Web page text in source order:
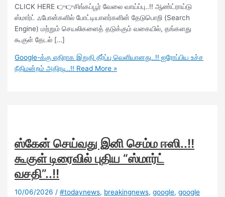
CLICK HERE 👉👉சிங்கப்பூர் வேலை வாய்ப்பு..!! ஆண்ட்ராய்டு
ஸ்மார்ட் ஃபோன்களில் போட்டியாளர்களின் தேடுபொறி (Search
Engine) மற்றும் செயலிகளைத் தடுக்கும் வகையில், தங்களது
கூகுள் தேடல் […]
Google-க்கு எதிராக இறுதி தீர்ப்பு வெளியானது..!! ஐரோப்பிய உச்ச
நீதிமன்றம் அதிரடி..!! Read More »
ஸ்கேன் செய்வது இனி செம்ம ஈஸி..!!
கூகுள் டிரைவில் புதிய “ஸ்மார்ட்
வசதி”..!!
10/06/2026 /#todaynews, breakingnews,google,google